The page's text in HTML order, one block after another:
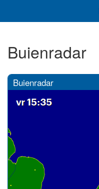
Buienradar
Buienradar